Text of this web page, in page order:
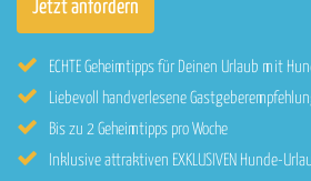
ECHTE Geheimtipps für Deinen Urlaub mit
Liebevoll handverlesene
Bis zu 2 Geheimtipps pro Woche
Inklusive attraktiven EXKLUSIVEN Hunde-